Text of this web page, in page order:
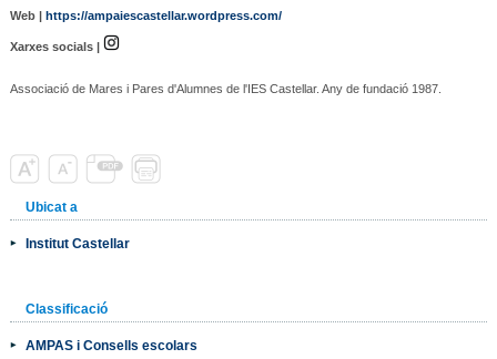
Web | https://ampaiescastellar.wordpress.com/
Xarxes socials |
Associació de Mares i Pares d'Alumnes de l'IES Castellar. Any de fundació 1987.
Ubicat a
Institut Castellar
Classificació
AMPAS i Consells escolars